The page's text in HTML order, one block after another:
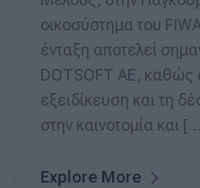
οικοσύστημα του
ένταξη αποτελεί
DOTSOFT ΑΕ, καθώς
εξειδίκευση και τη
στην καινοτομία και
Explore More